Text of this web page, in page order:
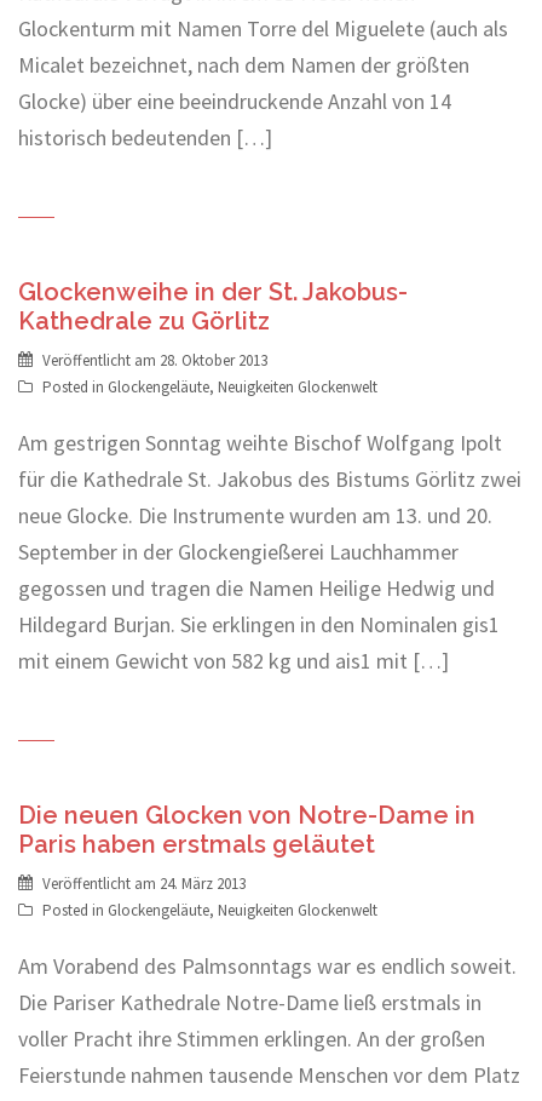
Glockenturm mit Namen Torre del Miguelete (auch als
Micalet bezeichnet, nach dem Namen der größten
Glocke) über eine beeindruckende Anzahl von 14
historisch bedeutenden […]
Glockenweihe in der St. Jakobus-
Kathedrale zu Görlitz
Veröffentlicht am 28. Oktober 2013
Posted in Glockengeläute, Neuigkeiten Glockenwelt
Am gestrigen Sonntag weihte Bischof Wolfgang Ipolt
für die Kathedrale St. Jakobus des Bistums Görlitz zwei
neue Glocke. Die Instrumente wurden am 13. und 20.
September in der Glockengießerei Lauchhammer
gegossen und tragen die Namen Heilige Hedwig und
Hildegard Burjan. Sie erklingen in den Nominalen gis1
mit einem Gewicht von 582 kg und ais1 mit […]
Die neuen Glocken von Notre-Dame in
Paris haben erstmals geläutet
Veröffentlicht am 24. März 2013
Posted in Glockengeläute, Neuigkeiten Glockenwelt
Am Vorabend des Palmsonntags war es endlich soweit.
Die Pariser Kathedrale Notre-Dame ließ erstmals in
voller Pracht ihre Stimmen erklingen. An der großen
Feierstunde nahmen tausende Menschen vor dem Platz